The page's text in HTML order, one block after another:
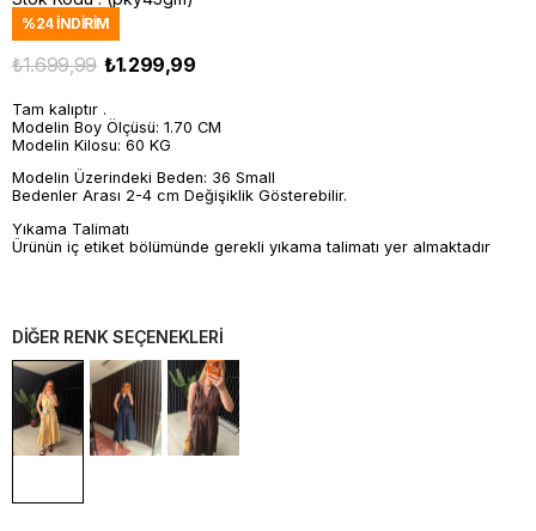
%24İNDIRIM
₺1.699,99 ₺1.299,99
Tam kalıptır .
Modelin Boy Ölçüsü: 1.70 CM
Modelin Kilosu: 60 KG
Modelin Üzerindeki Beden: 36 Small
Bedenler Arası 2-4 cm Değişiklik Gösterebilir.
Yıkama Talimatı
Ürünün iç etiket bölümünde gerekli yıkama talimatı yer almaktadır
DİĞER RENK SEÇENEKLERİ